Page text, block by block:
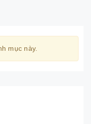
mục này.